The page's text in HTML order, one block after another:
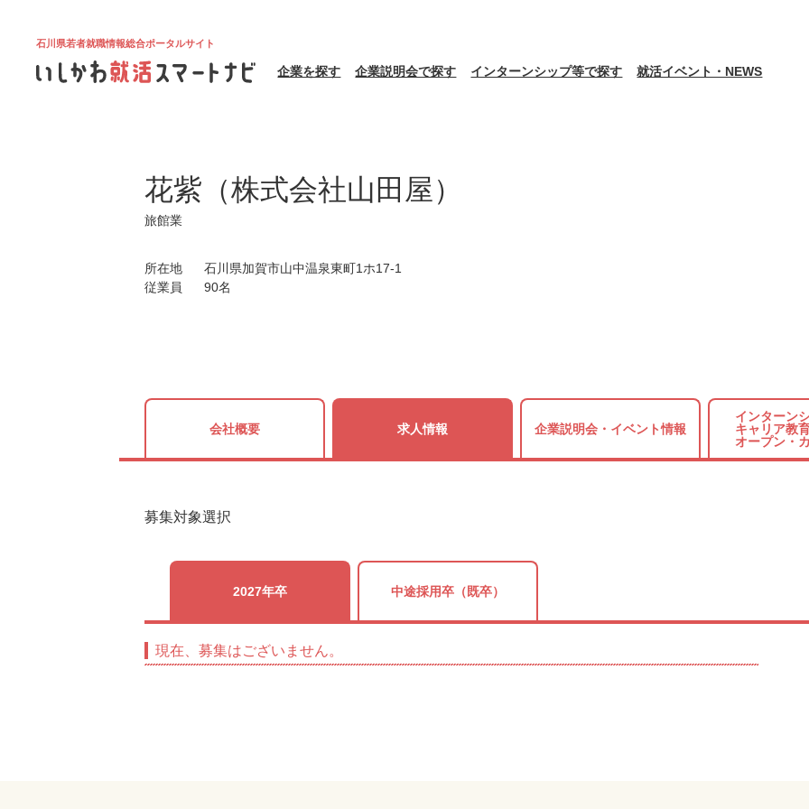
石川県若者就職情報総合ポータルサイト
企業を探す 企業説明会で探す インターンシップ等で探す 就活イベント・NEWS
花紫（株式会社山田屋）
旅館業
所在地
石川県加賀市山中温泉東町1ホ17-1
従業員
90名
会社概要 求人情報 企業説明会・ イベント情報
インターン
キャリア教
オープン・
募集対象選択
2027年卒 中途採用卒（既卒）
現在、募集はございません。